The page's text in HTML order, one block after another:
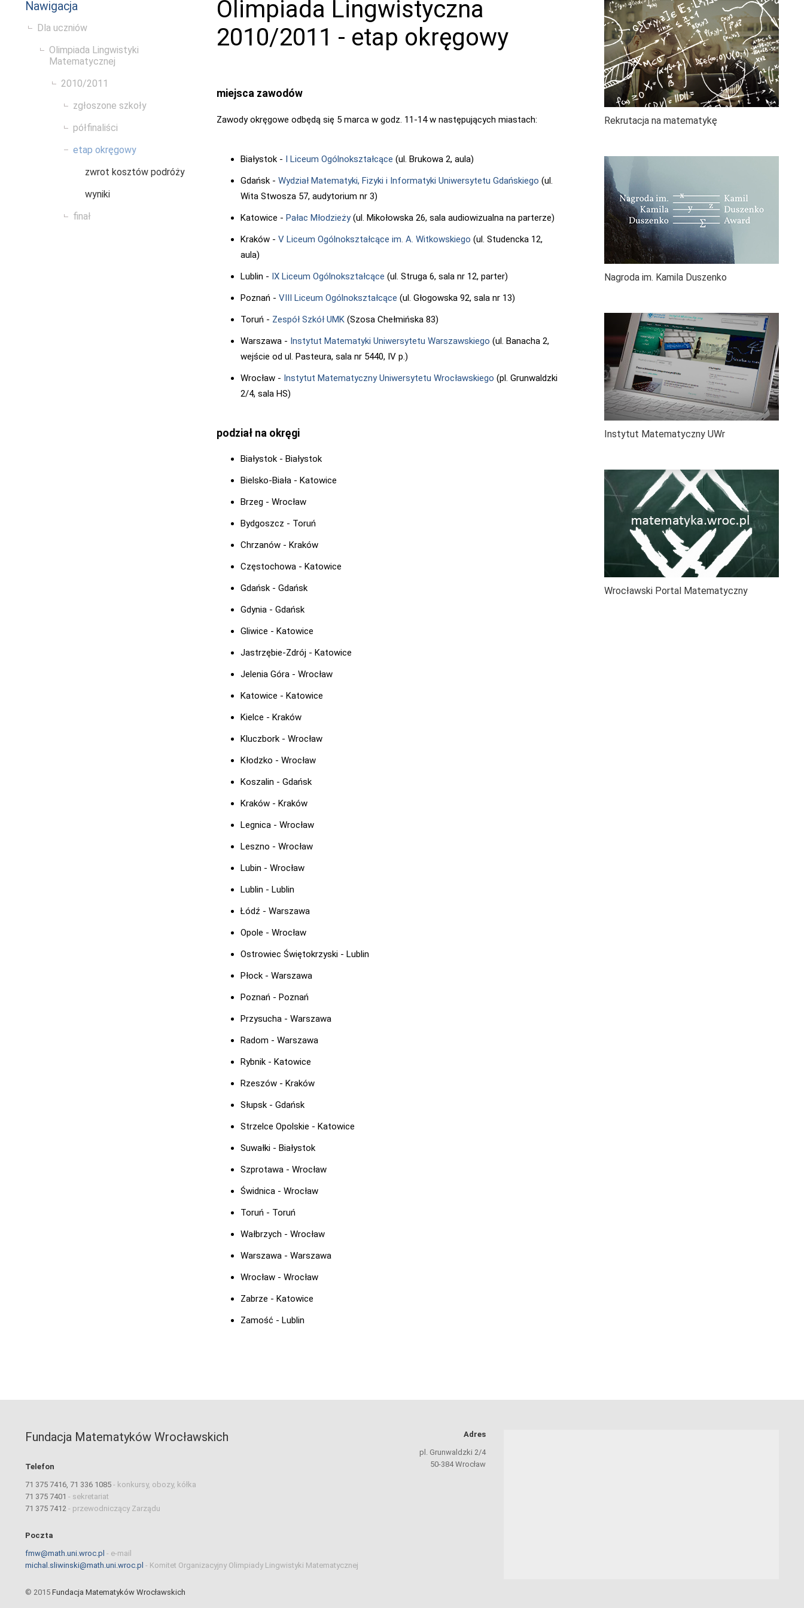
Nawigacja
Dla uczniów
Olimpiada Lingwistyki
Matematycznej
2010/2011
zgłoszone szkoły
półfinaliści
etap okręgowy
zwrot kosztów podróży
wyniki
finał
Olimpiada Lingwistyczna
2010/2011 - etap okręgowy
miejsca zawodów
Zawody okręgowe odbędą się 5 marca w godz. 11-14 w następujących miastach:
Białystok - I Liceum Ogólnokształcące (ul. Brukowa 2, aula)
Gdańsk - Wydział Matematyki, Fizyki i Informatyki Uniwersytetu Gdańskiego (ul.
Wita Stwosza 57, audytorium nr 3)
Katowice - Pałac Młodzieży(ul. Mikołowska 26, sala audiowizualna na parterze)
Kraków - V Liceum Ogólnokształcące im. A. Witkowskiego (ul. Studencka 12,
aula)
Lublin - IX Liceum Ogólnokształcące (ul. Struga 6, sala nr 12, parter)
Poznań - VIII Liceum Ogólnokształcące (ul. Głogowska 92, sala nr 13)
Toruń - Zespół Szkół UMK (Szosa Chełmińska 83)
Warszawa - Instytut Matematyki Uniwersytetu Warszawskiego (ul. Banacha 2,
wejście od ul. Pasteura, sala nr 5440, IV p.)
Wrocław - Instytut Matematyczny Uniwersytetu Wrocławskiego (pl. Grunwaldzki
2/4, sala HS)
podział na okręgi
Białystok - Białystok
Bielsko-Biała - Katowice
Brzeg - Wrocław
Bydgoszcz - Toruń
Chrzanów - Kraków
Częstochowa - Katowice
Gdańsk - Gdańsk
Gdynia - Gdańsk
Gliwice - Katowice
Jastrzębie-Zdrój - Katowice
Jelenia Góra - Wrocław
Katowice - Katowice
Kielce - Kraków
Kluczbork - Wrocław
Kłodzko - Wrocław
Koszalin - Gdańsk
Kraków - Kraków
Legnica - Wrocław
Leszno - Wrocław
Lubin - Wrocław
Lublin - Lublin
Łódź - Warszawa
Opole - Wrocław
Ostrowiec Świętokrzyski - Lublin
Płock - Warszawa
Poznań - Poznań
Przysucha - Warszawa
Radom - Warszawa
Rybnik - Katowice
Rzeszów - Kraków
Słupsk - Gdańsk
Strzelce Opolskie - Katowice
Suwałki - Białystok
Szprotawa - Wrocław
Świdnica - Wrocław
Toruń - Toruń
Wałbrzych - Wrocław
Warszawa - Warszawa
Wrocław - Wrocław
Zabrze - Katowice
Zamość - Lublin
Rekrutacja na matematykę
Nagroda im. Kamila Duszenko
Instytut Matematyczny UWr
Wrocławski Portal Matematyczny
Fundacja Matematyków Wrocławskich
Telefon
71 375 7416, 71 336 1085 - konkursy, obozy, kółka
71 375 7401 - sekretariat
71 375 7412 - przewodniczący Zarządu
Poczta
fmw@math.uni.wroc.pl - e-mail
michal.sliwinski@math.uni.wroc.pl - Komitet Organizacyjny Olimpiady Lingwistyki Matematycznej
© 2015 Fundacja Matematyków Wrocławskich
Adres
pl. Grunwaldzki 2/4
50-384 Wrocław